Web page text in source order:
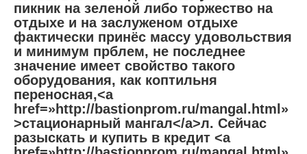
пикник на зеленой либо торжество на
отдыхе и на заслуженом отдыхе
фактически принёс массу удовольствия
и минимум прблем, не последнее
значение имеет свойство такого
оборудования, как коптильня
переносная,<a
href=»http://bastionprom.ru/mangal.html»
>стационарный мангал</a>л. Сейчас
разыскать и купить в кредит <a